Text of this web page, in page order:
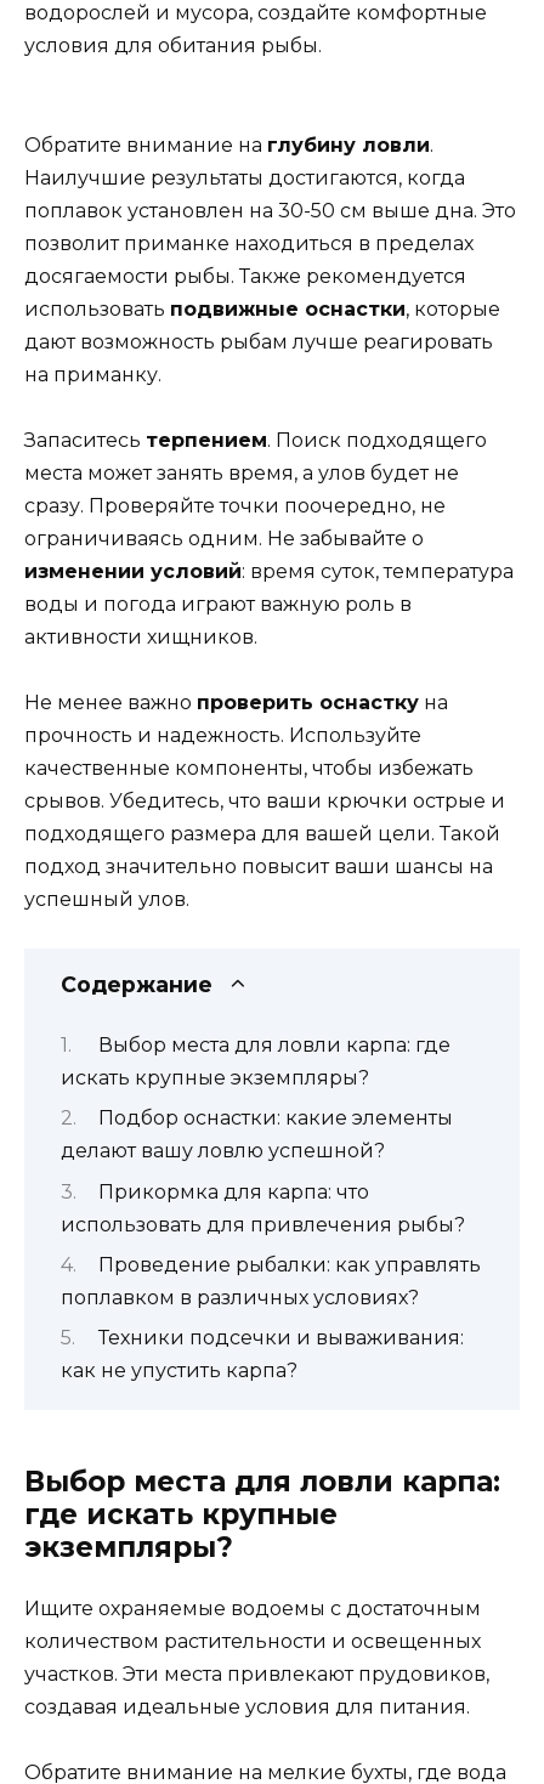
водорослей и мусора, создайте комфортные
условия для обитания рыбы.
Обратите внимание на глубину ловли.
Наилучшие результаты достигаются, когда
поплавок установлен на 30-50 см выше дна. Это
позволит приманке находиться в пределах
досягаемости рыбы. Также рекомендуется
использовать подвижные оснастки, которые
дают возможность рыбам лучше реагировать
на приманку.
Запаситесь терпением. Поиск подходящего
места может занять время, а улов будет не
сразу. Проверяйте точки поочередно, не
ограничиваясь одним. Не забывайте о
изменении условий: время суток, температура
воды и погода играют важную роль в
активности хищников.
Не менее важно проверить оснастку на
прочность и надежность. Используйте
качественные компоненты, чтобы избежать
срывов. Убедитесь, что ваши крючки острые и
подходящего размера для вашей цели. Такой
подход значительно повысит ваши шансы на
успешный улов.
Содержание
Выбор места для ловли карпа: где
искать крупные экземпляры?
Подбор оснастки: какие элементы
делают вашу ловлю успешной?
Прикормка для карпа: что
использовать для привлечения рыбы?
Проведение рыбалки: как управлять
поплавком в различных условиях?
Техники подсечки и вываживания:
как не упустить карпа?
Выбор места для ловли карпа:
где искать крупные
экземпляры?
Ищите охраняемые водоемы с достаточным
количеством растительности и освещенных
участков. Эти места привлекают прудовиков,
создавая идеальные условия для питания.
Обратите внимание на мелкие бухты, где вода